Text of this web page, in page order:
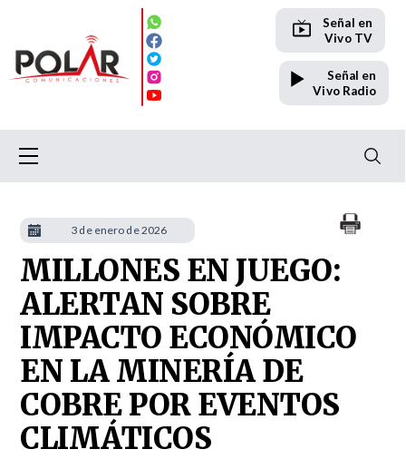
Señal en
Vivo TV
Señal en
Vivo Radio
MILLONES EN JUEGO:
ALERTAN SOBRE
IMPACTO ECONÓMICO
EN LA MINERÍA DE
COBRE POR EVENTOS
CLIMÁTICOS
3 de enero de 2026